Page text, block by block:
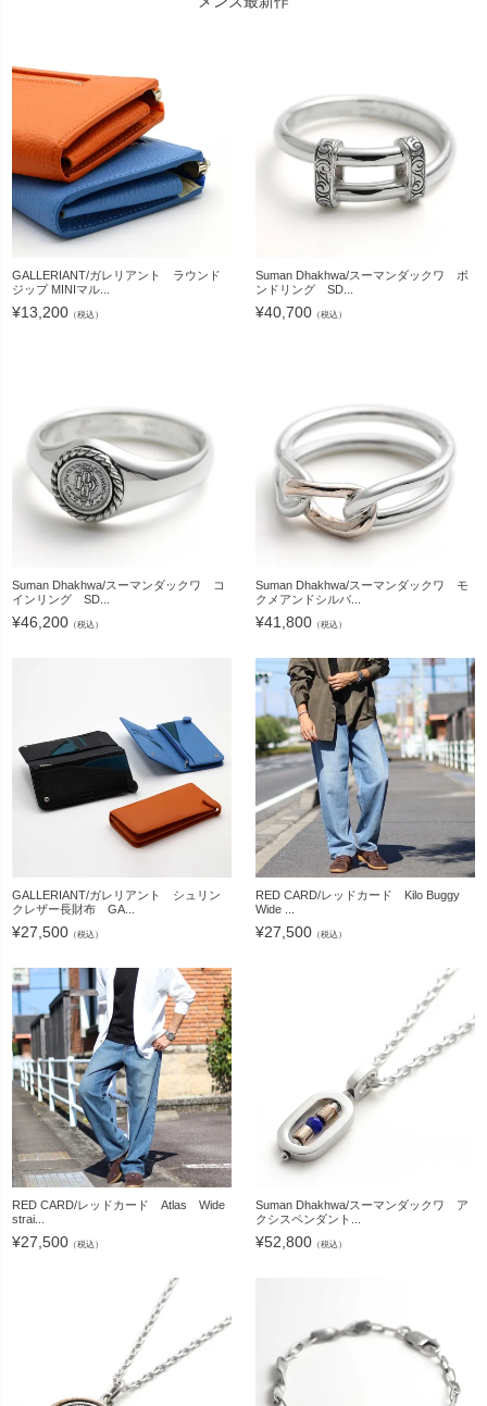
GALLERIANT/ガレリアント ラウンド
ジップ MINIマル...
¥13,200 （税込）
Suman Dhakhwa/スーマンダックワ ボ
ンドリング SD...
¥40,700 （税込）
Suman Dhakhwa/スーマンダックワ コ
インリング SD...
¥46,200 （税込）
Suman Dhakhwa/スーマンダックワ モ
クメアンドシルバ...
¥41,800 （税込）
GALLERIANT/ガレリアント シュリン
クレザー長財布 GA...
¥27,500 （税込）
RED CARD/レッドカード Kilo Buggy
Wide ...
¥27,500 （税込）
RED CARD/レッドカード Atlas Wide
strai...
¥27,500 （税込）
Suman Dhakhwa/スーマンダックワ ア
クシスペンダント...
¥52,800 （税込）